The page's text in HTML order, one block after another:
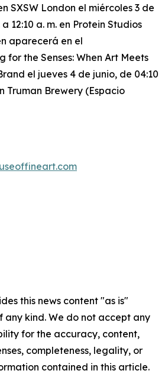
SXSW London el miércoles 3 de
12:10 a. m. en Protein Studios
aparecerá en el
for the Senses: When Art Meets
el jueves 4 de junio, de 04:10
Truman Brewery (Espacio
this news content "as is"
kind. We do not accept any
for the accuracy, content,
completeness, legality, or
contained in this article.